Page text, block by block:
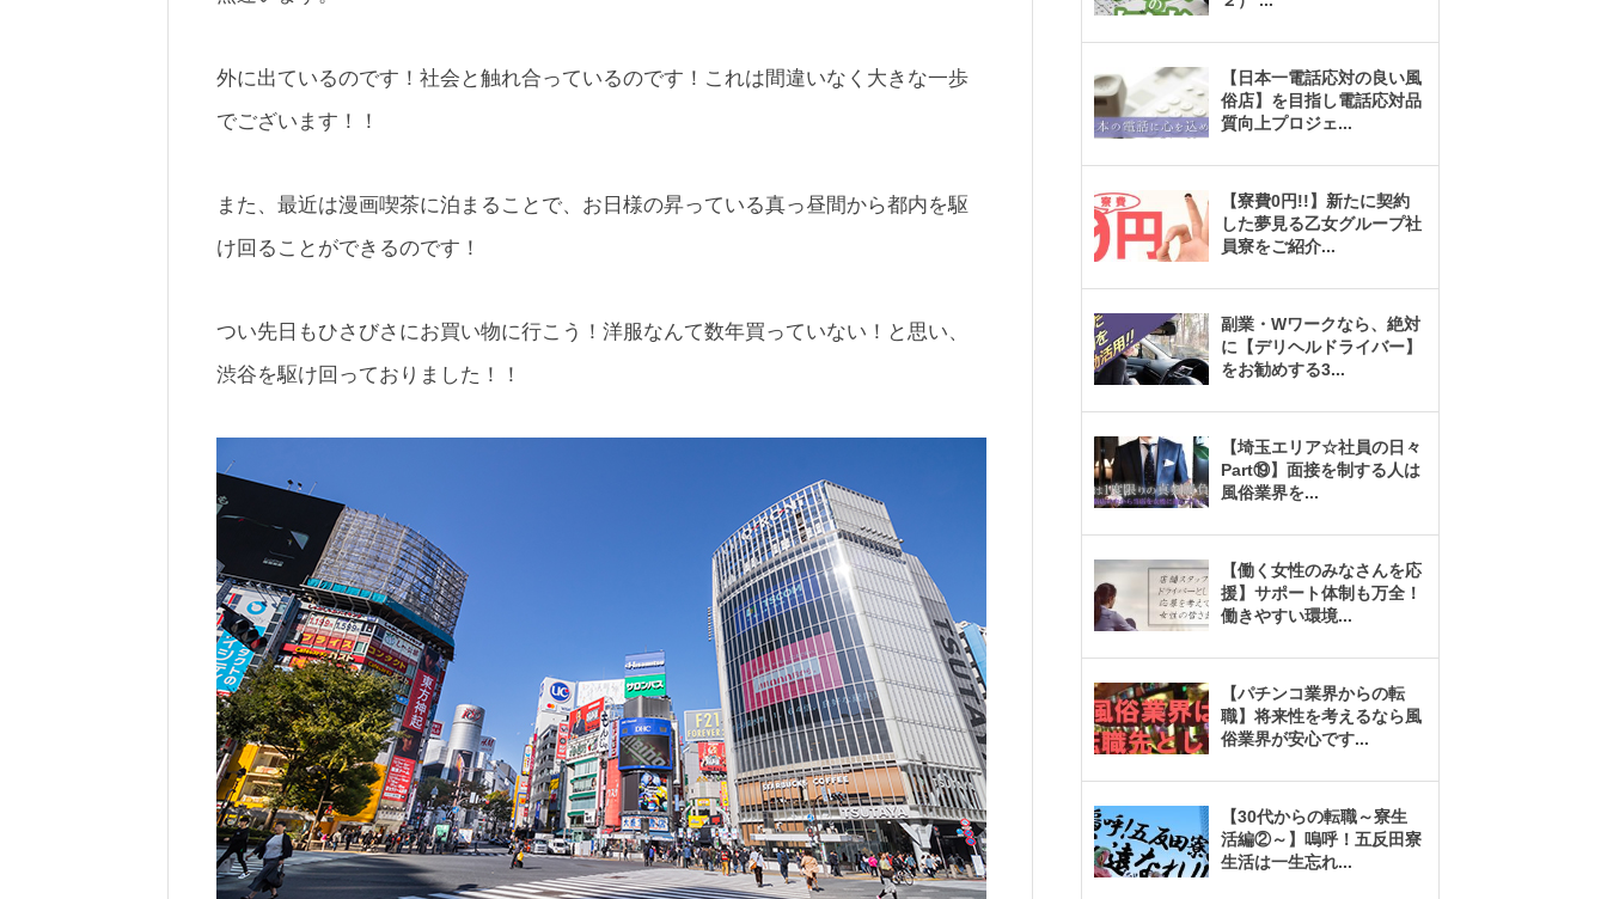
外に出ているのです！社会と触れ合っているのです！これは間違いなく大きな一歩
でございます！！
また、最近は漫画喫茶に泊まることで、お日様の昇っている真っ昼間から都内を駆
け回ることができるのです！
つい先日もひさびさにお買い物に行こう！洋服なんて数年買っていない！と思い、
渋谷を駆け回っておりました！！
【日本一電話応対の良い風
俗店】を目指し電話応対品
質向上プロジェ...
【寮費0円!!】新たに契約
した夢見る乙女グループ社
員寮をご紹介...
副業・Wワークなら、絶対
に【デリヘルドライバー】
をお勧めする3...
【埼玉エリア☆社員の日々
Part⑲】面接を制する人は
風俗業界を...
【働く女性のみなさんを応
援】サポート体制も万全！
働きやすい環境...
【パチンコ業界からの転
職】将来性を考えるなら風
俗業界が安心です...
【30代からの転職～寮生
活編②～】嗚呼！五反田寮
生活は一生忘れ...